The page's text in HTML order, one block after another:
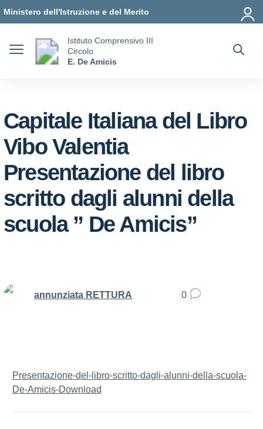
Ministero dell'Istruzione e del Merito
Istituto Comprensivo III
Circolo
E. De Amicis
Capitale Italiana del Libro
Vibo Valentia
Presentazione del libro
scritto dagli alunni della
scuola ” De Amicis”
annunziata RETTURA 0
Presentazione-del-libro-scritto-dagli-alunni-della-scuola-
De-Amicis-Download